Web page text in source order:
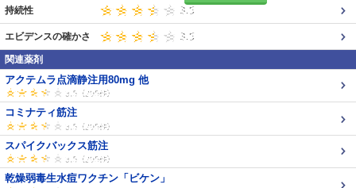
持続性
エビデンスの確かさ
関連薬剤
アクテムラ点滴静注用80mg 他
コミナティ筋注
スパイクバックス筋注
乾燥弱毒生水痘ワクチン「ビケン」